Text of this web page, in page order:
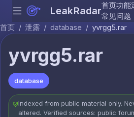
Skip to
Menu LeakRadar首页功能
常见问题
首页 / 泄露 / database / yvrgg5.rar
yvrgg5.rar
database
Indexed from public material only.
altered. Verified sources: public